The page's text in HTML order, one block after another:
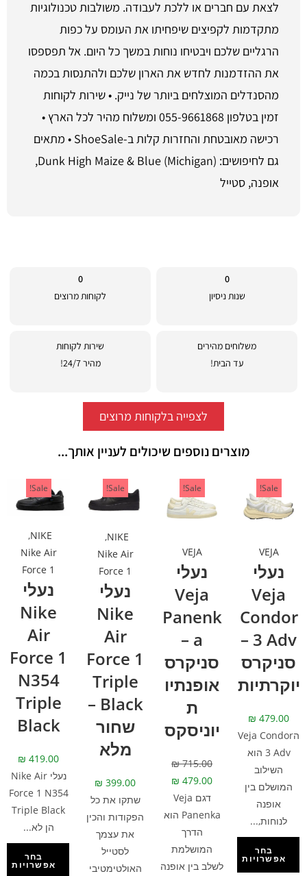
לצאת עם חברים או ללכת לעבודה. משולבות טכנולוגיות
מתקדמות לקפיצים שיפחיתו את העומס על כפות
הרגליים שלכם ויבטיחו נוחות במשך כל היום. אל תפספסו
את ההזדמנות לחדש את הארון שלכם ולהתנסות בכמה
מהסנדלים המוצלחים ביותר של נייק. • שירות לקוחות
זמין בטלפון 055-9661868 ומשלוח מהיר לכל הארץ •
רכישה מאובטחת והחזרות קלות ב-ShoeSale • מתאים
גם לחיפושים: Dunk High Maize & Blue (Michigan),
אופנה, סטייל
0
שנות ניסיון
0
לקוחות מרוצים
משלוחים מהירים
עד הבית!
שירות לקוחות
מהיר 24/7!
לצפייה בלקוחות מרוצים
מוצרים נוספים שיכולים לעניין אותך...
Sale!
VEJA
נעלי
Veja
Condor
3 Adv –
סניקרס
יוקרתיות
₪ 479.00
הVeja Condor
3 Adv הוא
השילוב
המושלם בין
אופנה
לנוחות,...
בחר
אפשרויות
Sale!
VEJA
נעלי
Veja
Panenk
a –
סניקרס
אופנתיו
ת
יוניסקס
₪715.00
₪ 479.00
דגם Veja
Panenka הוא
הדרך
המושלמת
לשלב בין אופנה
Sale!
NIKE
,
Nike Air
Force 1
נעלי
Nike
Air
Force 1
Triple
Black –
שחור
מלא
₪ 399.00
שתקו את כל
הפקודות והכין
את עצמך
לסטייל
האולטימטיבי
Sale!
NIKE
,
Nike Air
Force 1
נעלי
Nike
Air
Force 1
N354
Triple
Black
₪ 419.00
נעלי Nike Air
Force 1 N354
Triple Black
הן לא...
בחר
אפשרויות